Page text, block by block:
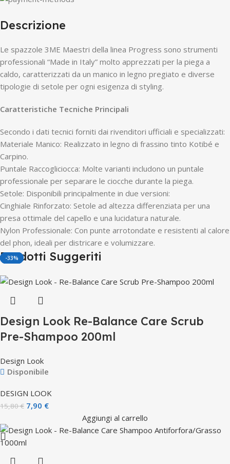
Descrizione
Le spazzole 3ME Maestri della linea Progress sono strumenti
professionali “Made in Italy” molto apprezzati per la piega a
caldo, caratterizzati da un manico in legno pregiato e diverse
tipologie di setole per ogni esigenza di styling.
Caratteristiche Tecniche Principali
Secondo i dati tecnici forniti dai rivenditori ufficiali e specializzati:
Materiale Manico: Realizzato in legno di frassino tinto Kotibé e
Carpino.
Puntale Raccogliciocca: Molte varianti includono un puntale
professionale per separare le ciocche durante la piega.
Setole: Disponibili principalmente in due versioni:
Cinghiale Rinforzato: Setole ad altezza differenziata per una
presa ottimale del capello e una lucidatura naturale.
Nylon Professionale: Con punte arrotondate e resistenti al calore
del phon, ideali per districare e volumizzare.
Prodotti Suggeriti
-50%
Design Look Re-Balance Care Scrub
Pre-Shampoo 200ml
Design Look
Disponibile
DESIGN LOOK
15,80€ 7,90 €
Aggiungi al carrello
-50%
-25%
-29%
-33%